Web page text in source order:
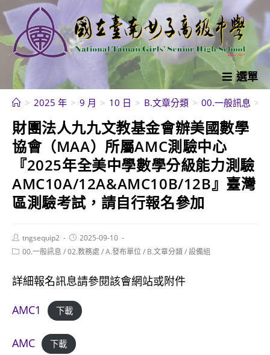
跳
轉
至
內
選單
> 2025 年 > 9 月 > 10 日 > B.文章分類 > 00.一般訊息 >
財團法人九九文教基金會辦美國數學
協會（MAA）所屬AMC測驗中心
『2025年全美中學數學分級能力測驗
AMC10A/12A&AMC10B/12B』臺灣
區測驗考試，請自行報名參加
Post
author:
tngsequip2
Post
published:
2025-09-10
Post00.一般訊息 /02.教務處 /A.發布單位/ B.文章分類/設備組
詳細報名訊息請參閱該會網站或附件
AMC1
下載
AMC 下載